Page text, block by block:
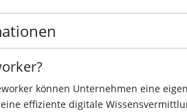
können Unternehmen eine
effiziente digitale